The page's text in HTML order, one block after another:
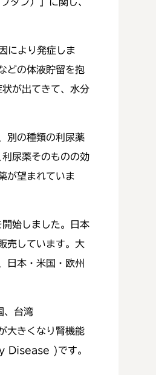
により発症しま
どの体液貯留を抱
が出てきて、水分
別の種類の利尿薬
尿薬そのものの効
が望まれていま
始しました。日本
売しています。大
日本・米国・欧州
、台湾
大きくなり腎機能
Disease )です。